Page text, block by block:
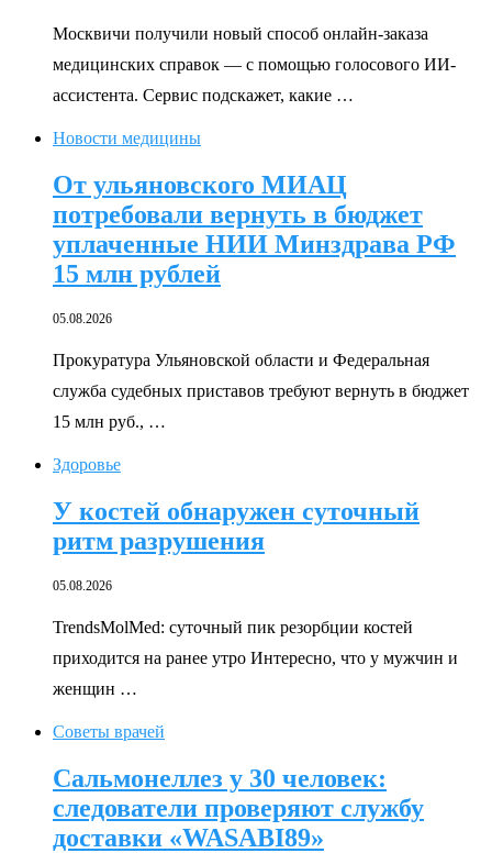
Москвичи получили новый способ онлайн-заказа
медицинских справок — с помощью голосового ИИ-
ассистента. Сервис подскажет, какие …
Новости медицины
От ульяновского МИАЦ
потребовали вернуть в бюджет
уплаченные НИИ Минздрава РФ
15 млн рублей
05.08.2026
Прокуратура Ульяновской области и Федеральная
служба судебных приставов требуют вернуть в бюджет
15 млн руб., …
Здоровье
У костей обнаружен суточный
ритм разрушения
05.08.2026
TrendsMolMed: суточный пик резорбции костей
приходится на ранее утро Интересно, что у мужчин и
женщин …
Советы врачей
Сальмонеллез у 30 человек:
следователи проверяют службу
доставки «WASABI89»